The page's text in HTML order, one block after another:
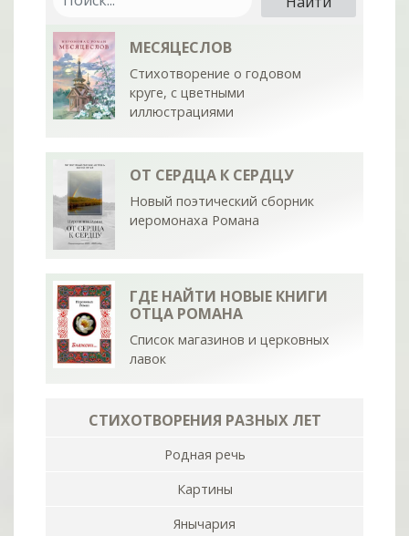
МЕСЯЦЕСЛОВ
Стихотворение о годовом
круге, с цветными
иллюстрациями
ОТ СЕРДЦА К СЕРДЦУ
Новый поэтический сборник
иеромонаха Романа
ГДЕ НАЙТИ НОВЫЕ КНИГИ
ОТЦА РОМАНА
Список магазинов и церковных
лавок
СТИХОТВОРЕНИЯ РАЗНЫХ ЛЕТ
Родная речь
Картины
Янычария